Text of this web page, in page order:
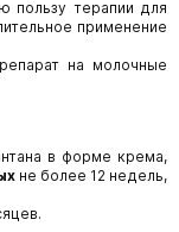
пользу терапии для
применение
на молочные
в форме крема,
не более 12 недель,